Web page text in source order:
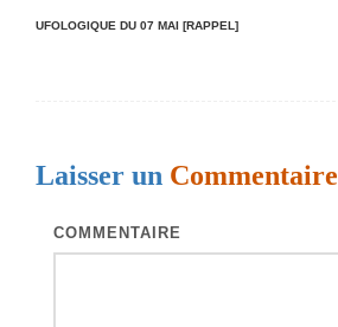
a
a
UFOLOGIQUE DU 07 MAI [RAPPEL]
Laisser un Commentaire
COMMENTAIRE